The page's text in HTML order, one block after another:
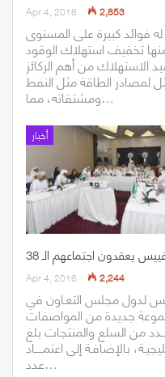
Apr 4, 2016 2,853
فوائد كبيرة على المستوى
تخفيف استهلاك الوقود
الاستهلاك من أهم الركائز
لمصادر الطاقة مثل النفط
ومشتقاته، مما…
أخبار
يعقدون اجتماعهم الـ 38
Apr 4, 2016 2,244
لدول مجلس التعـاون في
جديدة من المواصفات
من السلع والمنتجات بلغ
بالإضافـة إلى اعتمـــــاد
عدد…